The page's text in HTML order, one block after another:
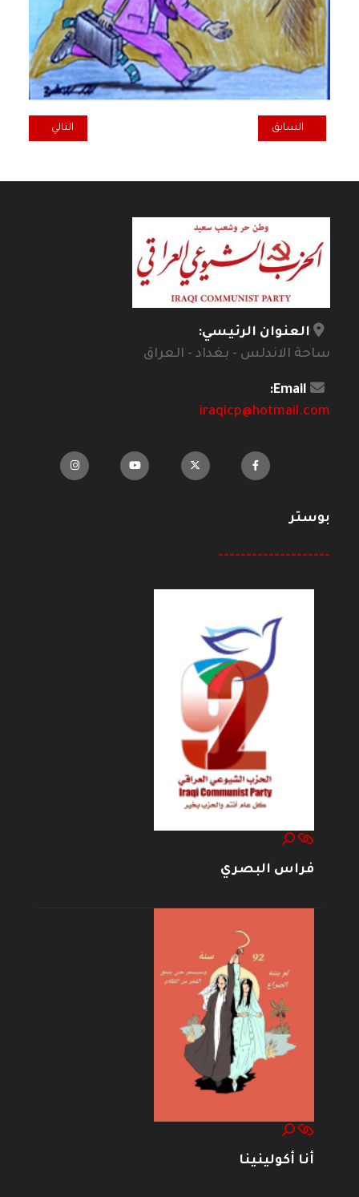
المقال السابق: شمال عادل سليم
السابق المقال التالي:
التالي
العنوان الرئيسي:
ساحة الاندلس - بغداد - العراق
Email:
iraqicp@hotmail.com
بوستر
--------------------
فراس البصري
أنا أكولينينا